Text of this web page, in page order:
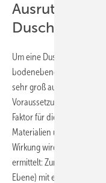
Ausrutschen
Dusche
Um eine Dusche zu
bodenebenen
sehr groß ausfällt: Ein
Voraussetzung für die
Faktor für die
Materialien und
Wirkung wird nach
ermittelt: Zunächst wird
Ebene) mit einer